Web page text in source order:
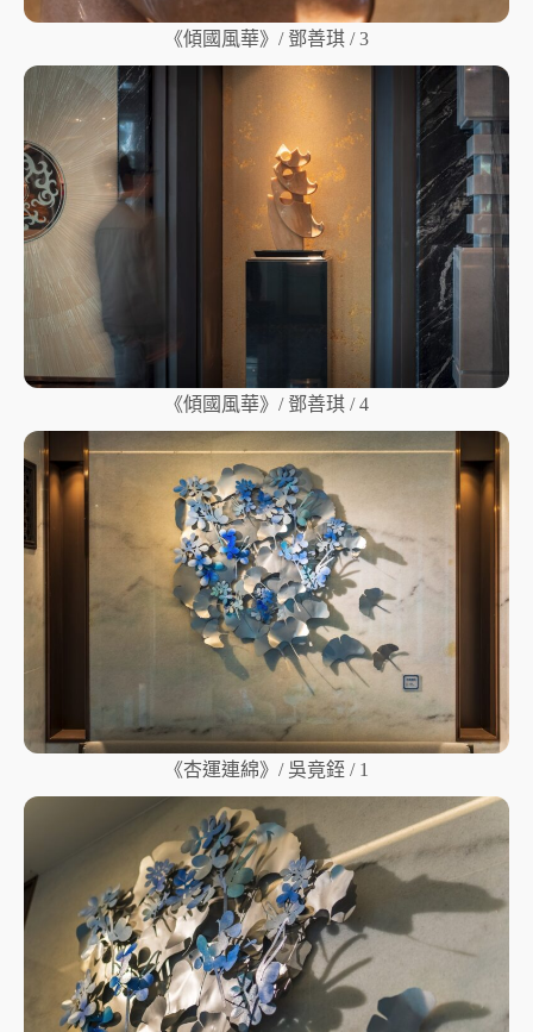
《傾國風華》/ 鄧善琪 / 3
《傾國風華》/ 鄧善琪 / 4
《杏運連綿》/ 吳竟銍 / 1